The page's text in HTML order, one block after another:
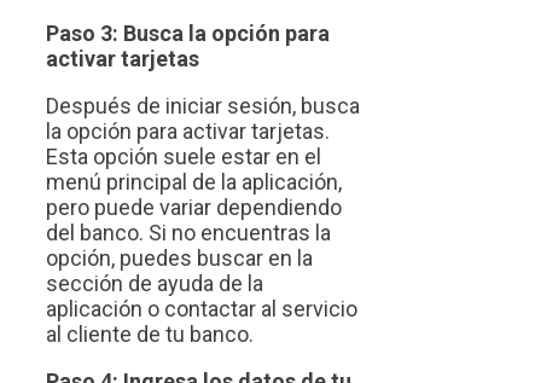
Paso 3: Busca la opción para
activar tarjetas
Después de iniciar sesión, busca
la opción para activar tarjetas.
Esta opción suele estar en el
menú principal de la aplicación,
pero puede variar dependiendo
del banco. Si no encuentras la
opción, puedes buscar en la
sección de ayuda de la
aplicación o contactar al servicio
al cliente de tu banco.